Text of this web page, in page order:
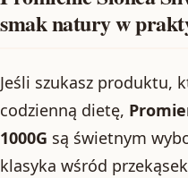
smak natury w
Jeśli szukasz produktu,
codzienną dietę,
1000G są świetnym
klasyka wśród